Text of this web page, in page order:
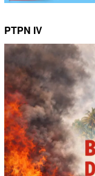
PTPN IV